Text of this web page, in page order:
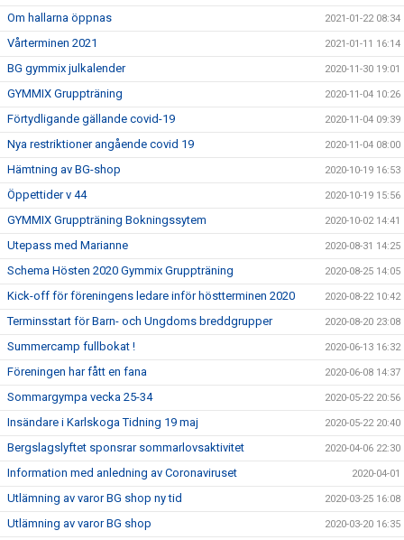
Om hallarna öppnas 2021-01-22 08:34
Vårterminen 2021 2021-01-11 16:14
BG gymmix julkalender 2020-11-30 19:01
GYMMIX Gruppträning 2020-11-04 10:26
Förtydligande gällande covid-19 2020-11-04 09:39
Nya restriktioner angående covid 19 2020-11-04 08:00
Hämtning av BG-shop 2020-10-19 16:53
Öppettider v 44 2020-10-19 15:56
GYMMIX Gruppträning Bokningssytem 2020-10-02 14:41
Utepass med Marianne 2020-08-31 14:25
Schema Hösten 2020 Gymmix Gruppträning 2020-08-25 14:05
Kick-off för föreningens ledare inför höstterminen 2020 2020-08-22 10:42
Terminsstart för Barn- och Ungdoms breddgrupper 2020-08-20 23:08
Summercamp fullbokat ! 2020-06-13 16:32
Föreningen har fått en fana 2020-06-08 14:37
Sommargympa vecka 25-34 2020-05-22 20:56
Insändare i Karlskoga Tidning 19 maj 2020-05-22 20:40
Bergslagslyftet sponsrar sommarlovsaktivitet 2020-04-06 22:30
Information med anledning av Coronaviruset 2020-04-01
Utlämning av varor BG shop ny tid 2020-03-25 16:08
Utlämning av varor BG shop 2020-03-20 16:35